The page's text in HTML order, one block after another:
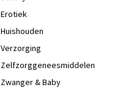
Erotiek
Huishouden
Verzorging
Zelfzorggeneesmiddelen
Zwanger & Baby